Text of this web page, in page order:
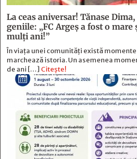
La ceas aniversar! Tănase
geniile: „FC Argeș a fost o mare
mulți ani!”
În viața unei comunități există
marchează istoria. Un asemenea
de ani […] Citește!